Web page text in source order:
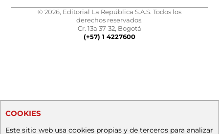
© 2026, Editorial La República S.A.S. Todos los
derechos reservados.
Cr. 13a 37-32, Bogotá
(+57) 1 4227600
COOKIES
Este sitio web usa cookies propias y de terceros para analizar